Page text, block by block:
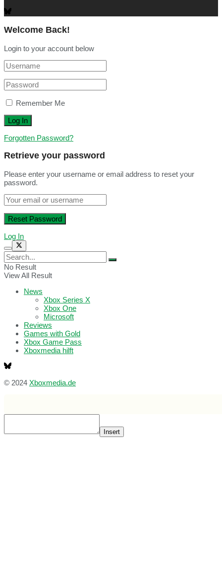
Welcome Back!
Login to your account below
Remember Me
Forgotten Password?
Retrieve your password
Please enter your username or email address to reset your
password.
Log In
No Result
View All Result
News
Xbox Series X
Xbox One
Microsoft
Reviews
Games with Gold
Xbox Game Pass
Xboxmedia hilft
© 2024 Xboxmedia.de
Insert